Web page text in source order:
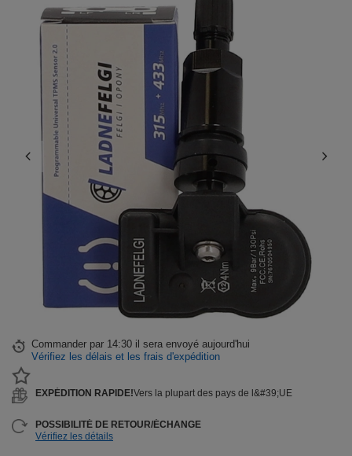
Commander par 14:30 il sera envoyé aujourd'hui
Vérifiez les délais et les frais d'expédition
EXPÉDITION RAPIDE!Vers la plupart des pays de l&#39;UE
POSSIBILITÉ DE RETOUR/ÉCHANGE
Vérifiez les détails